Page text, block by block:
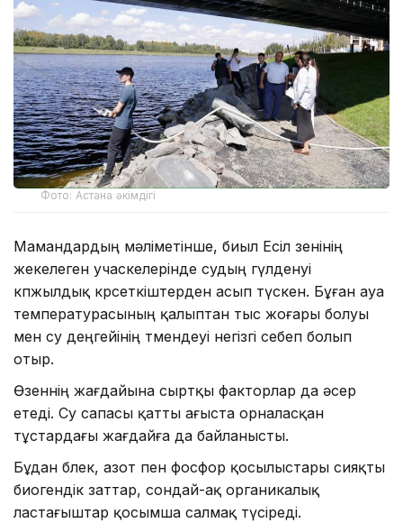
Фото: Астана әкімдігі
Мамандардың мәліметінше, биыл Есіл өзенінің
жекелеген учаскелерінде судың гүлденуі
көпжылдық көрсеткіштерден асып түскен. Бұған ауа
температурасының қалыптан тыс жоғары болуы
мен су деңгейінің төмендеуі негізгі себеп болып
отыр.
Өзеннің жағдайына сыртқы факторлар да әсер
етеді. Су сапасы қатты ағыста орналасқан
тұстардағы жағдайға да байланысты.
Бұдан бөлек, азот пен фосфор қосылыстары сияқты
биогендік заттар, сондай-ақ органикалық
ластағыштар қосымша салмақ түсіреді.